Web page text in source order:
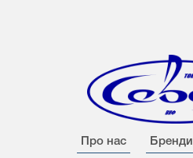
Про нас Бренди